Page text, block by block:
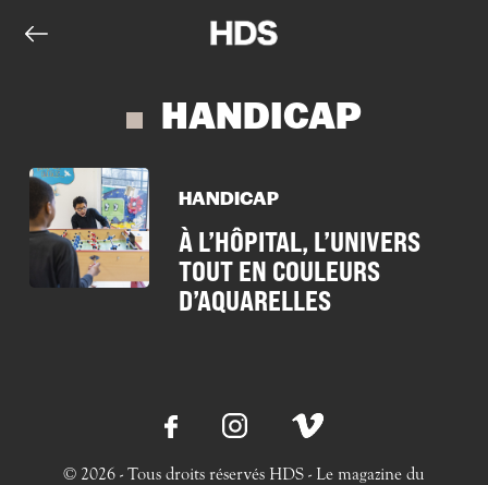
HANDICAP
HANDICAP
À L’HÔPITAL, L’UNIVERS
TOUT EN COULEURS
D’AQUARELLES
© 2026 - Tous droits réservés HDS - Le magazine du